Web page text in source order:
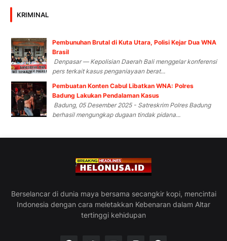
KRIMINAL
Pembunuhan Brutal di Kuta Utara, Polisi Kejar Dua WNA
Brasil
Denpasar — Kepolisian Daerah Bali menggelar konferensi
pers terkait kasus penganiayaan berat...
Pembuatan Konten Cabul Libatkan WNA: Polres
Badung Lakukan Pendalaman Kasus
Badung, 05 Desember 2025 - Satreskrim Polres Badung
berhasil mengungkap dugaan tindak pidana...
Berselancar di dunia maya bersama secangkir kopi, mencintai
Indonesia dengan cara meletakkan Kebenaran dalam Altar
tertinggi kehidupan